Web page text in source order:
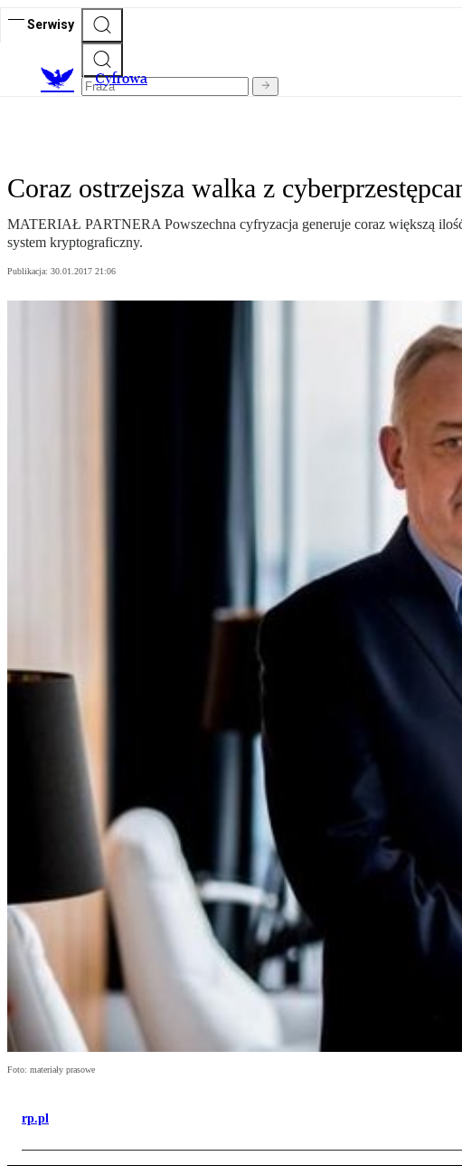
Serwisy
Cyfrowa
Coraz ostrzejsza walka z
MATERIAŁ PARTNERA Powszechna cyfryzacja generuje coraz większą
system kryptograficzny.
Publikacja: 30.01.2017 21:06
Foto: materiały prasowe
rp.pl